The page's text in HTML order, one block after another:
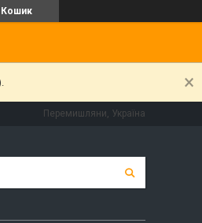
Кошик
Перемишляни, Україна